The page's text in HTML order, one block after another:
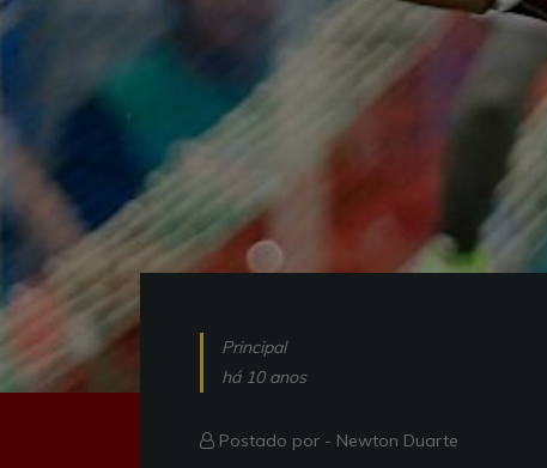
Principal
há 10 anos
Postado por - Newton Duarte